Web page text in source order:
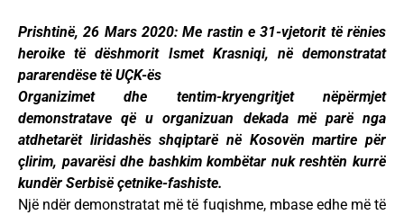
Prishtinë, 26 Mars 2020: Me rastin e 31-vjetorit të rënies
heroike të dëshmorit Ismet Krasniqi, në demonstratat
pararendëse të UÇK-ës
Organizimet dhe tentim-kryengritjet nëpërmjet
demonstratave që u organizuan dekada më parë nga
atdhetarët liridashës shqiptarë në Kosovën martire për
çlirim, pavarësi dhe bashkim kombëtar nuk reshtën kurrë
kundër Serbisë çetnike-fashiste.
Një ndër demonstratat më të fuqishme, mbase edhe më të